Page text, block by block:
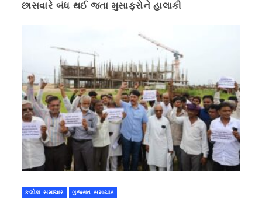
છાસવારે બંધ થઈ જતા મુસાફરોને હાલાકી
કલોલ સમાચાર ગુજરાત સમાચાર